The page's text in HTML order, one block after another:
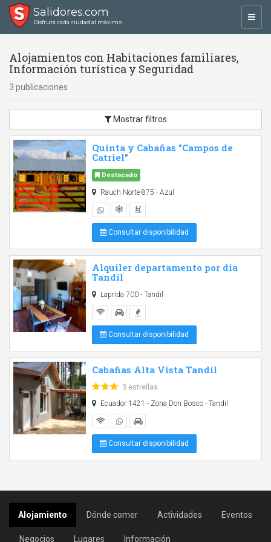
Salidores.com
Disfrutá cada ciudad al máximo
Alojamientos con Habitaciones familiares,
Información turística y Seguridad
3 publicaciones
Mostrar filtros
Quinta y Cabañas "Campos de
Catriel"
Destacado
Rauch Norte 875 - Azul
Consultar disponibilidad
Alquiler departamento por dia
Tandil
Laprida 700 - Tandil
Consultar disponibilidad
Cabañas Alta Vista Tandil
3 estrellas
Ecuador 1421 - Zona Don Bosco - Tandil
Consultar disponibilidad
Alojamiento Dónde comer Actividades Eventos
Negocios Lugares Información